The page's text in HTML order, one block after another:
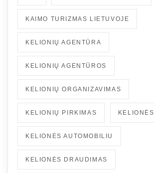
KAIMO TURIZMAS LIETUVOJE
KELIONIŲ AGENTŪRA
KELIONIŲ AGENTŪROS
KELIONIŲ ORGANIZAVIMAS
KELIONIŲ PIRKIMAS KELIONĖS
KELIONĖS AUTOMOBILIU
KELIONĖS DRAUDIMAS